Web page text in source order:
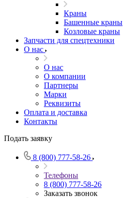
Краны
Башенные краны
Козловые краны
Запчасти для спецтехники
О нас
О нас
О компании
Партнеры
Марки
Реквизиты
Оплата и доставка
Контакты
Подать заявку
8 (800) 777-58-26
Телефоны
8 (800) 777-58-26
Заказать звонок